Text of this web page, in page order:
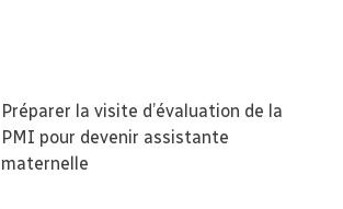
Préparer la visite d’évaluation de la
PMI pour devenir assistante
maternelle